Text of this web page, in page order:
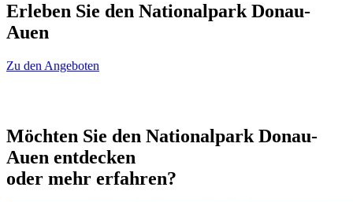
Erleben Sie den Nationalpark Donau-
Auen
Zu den Angeboten
Möchten Sie den Nationalpark Donau-
Auen entdecken
oder mehr erfahren?